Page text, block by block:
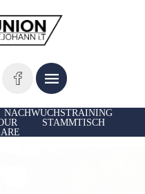
NACHWUCHSTRAINING
STAMMTISCH